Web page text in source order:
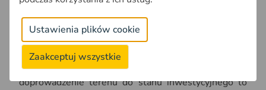
często staje się
wybawieniem od tragedii
życiowych
. Należy wspomnieć o użytkownikach,
którzydzięki Raportowi nie nabyli atrakcyjnej
cenowo „działki budowlanej” na osuwisku, czy w
terenie podmokłymi zalewowym, gdzie
doprowadzenie terenu do stanu inwestycyjnego to
Ustawienia plików cookie
Zaakceptuj wszystkie